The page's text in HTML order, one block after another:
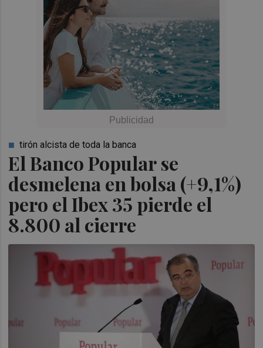
El Banco Popular se
desmelena en bolsa (+9,1%)
pero el Ibex 35 pierde el
8.800 al cierre
tirón alcista de toda la banca